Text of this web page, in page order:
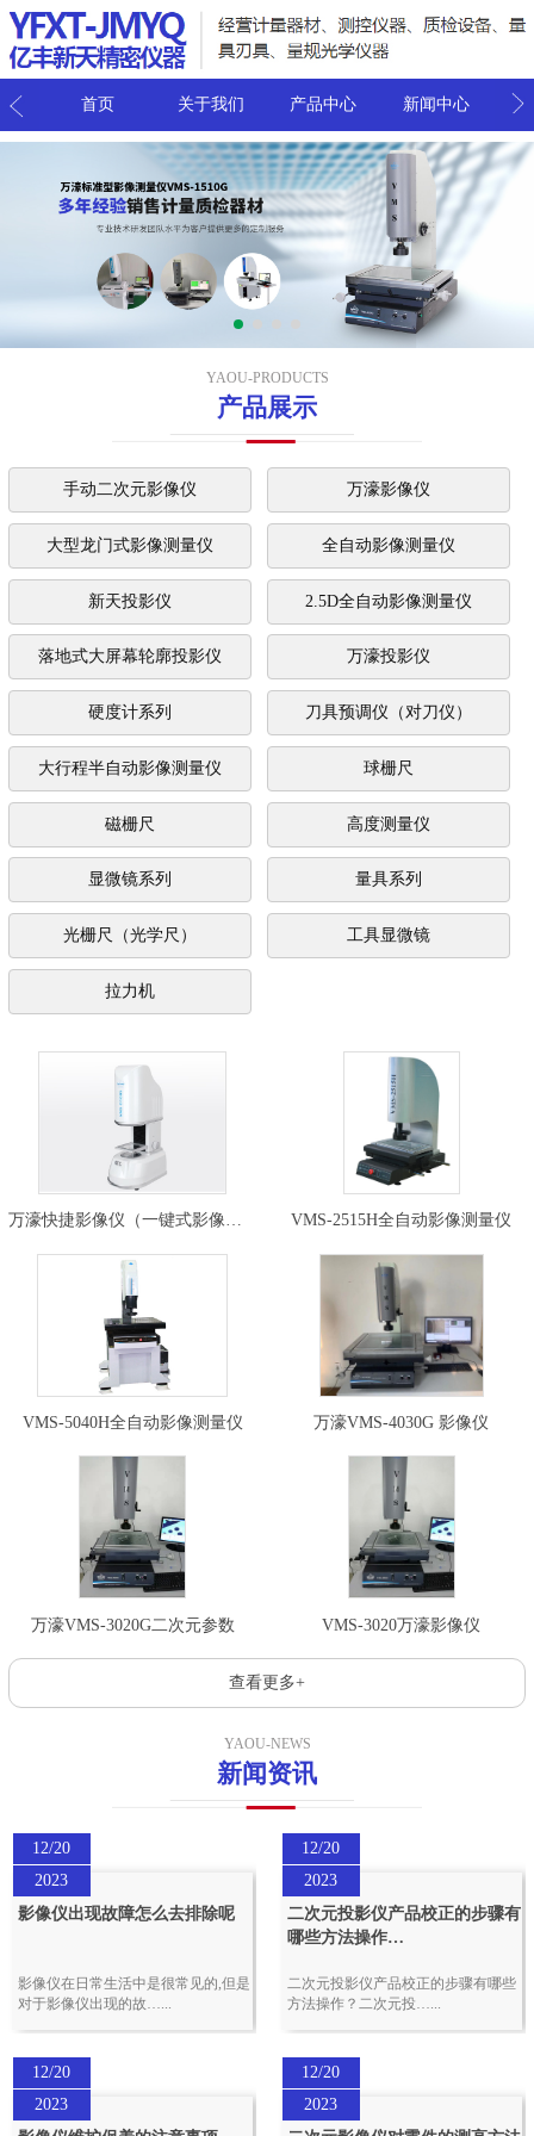
首页 关于我们 产品中心 新闻中心
YAOU-PRODUCTS
产品展示
手动二次元影像仪 万濠影像仪
大型龙门式影像测量仪 全自动影像测量仪
新天投影仪 2.5D全自动影像测量仪
落地式大屏幕轮廓投影仪 万濠投影仪
硬度计系列 刀具预调仪（对刀仪）
大行程半自动影像测量仪 球栅尺
磁栅尺 高度测量仪
显微镜系列 量具系列
光栅尺（光学尺） 工具显微镜
拉力机
万濠快捷影像仪（一键式影像测量… VMS-2515H全自动影像测量仪
VMS-5040H全自动影像测量仪 万濠VMS-4030G 影像仪
万濠VMS-3020G二次元参数 VMS-3020万濠影像仪
查看更多+
YAOU-NEWS
新闻资讯
12/20
2023
影像仪出现故障怎么去排除呢
影像仪在日常生活中是很常见的,但是
对于影像仪出现的故…...
12/20
2023
二次元投影仪产品校正的步骤有
哪些方法操作…
二次元投影仪产品校正的步骤有哪些
方法操作？二次元投…...
12/20
2023
12/20
2023